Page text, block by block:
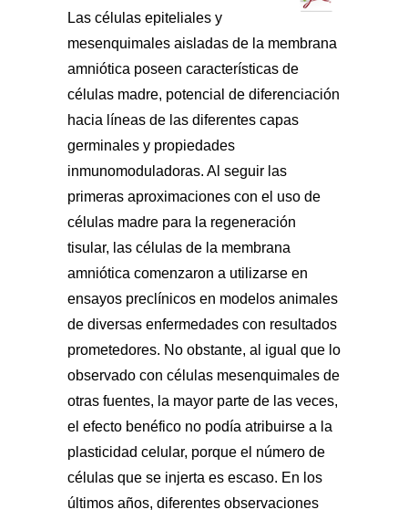
Las células epiteliales y
mesenquimales aisladas de la membrana
amniótica poseen características de
células madre, potencial de diferenciación
hacia líneas de las diferentes capas
germinales y propiedades
inmunomoduladoras. Al seguir las
primeras aproximaciones con el uso de
células madre para la regeneración
tisular, las células de la membrana
amniótica comenzaron a utilizarse en
ensayos preclínicos en modelos animales
de diversas enfermedades con resultados
prometedores. No obstante, al igual que lo
observado con células mesenquimales de
otras fuentes, la mayor parte de las veces,
el efecto benéfico no podía atribuirse a la
plasticidad celular, porque el número de
células que se injerta es escaso. En los
últimos años, diferentes observaciones